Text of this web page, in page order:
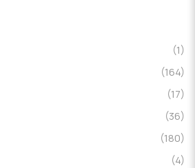
(1)
(164)
(17)
(36)
(180)
(4)